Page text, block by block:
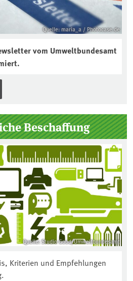
Quelle: maria_a / Photocase.de
vom Umweltbundesamt
Beschaffung
Quelle: Studio Good/Umweltbundesamt
Kriterien und Empfehlungen